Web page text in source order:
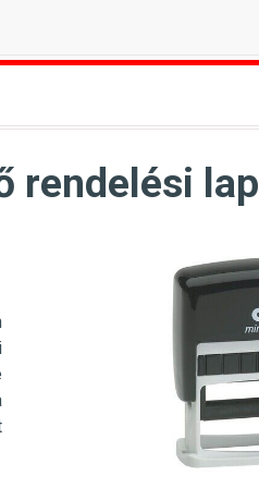
rendelési lap